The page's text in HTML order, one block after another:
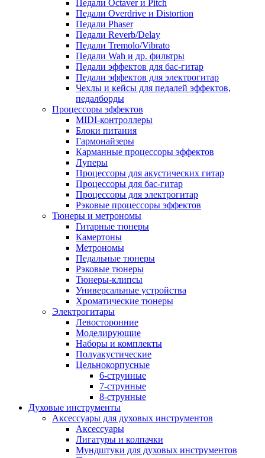
Педали Octaver и Pitch
Педали Overdrive и Distortion
Педали Phaser
Педали Reverb/Delay
Педали Tremolo/Vibrato
Педали Wah и др. фильтры
Педали эффектов для бас-гитар
Педали эффектов для электрогитар
Чехлы и кейсы для педалей эффектов,
педалборды
Процессоры эффектов
MIDI-контроллеры
Блоки питания
Гармонайзеры
Карманные процессоры эффектов
Луперы
Процессоры для акустических гитар
Процессоры для бас-гитар
Процессоры для электрогитар
Рэковые процессоры эффектов
Тюнеры и метрономы
Гитарные тюнеры
Камертоны
Метрономы
Педальные тюнеры
Рэковые тюнеры
Тюнеры-клипсы
Универсальные устройства
Хроматические тюнеры
Электрогитары
Левосторонние
Моделирующие
Наборы и комплекты
Полуакустические
Цельнокорпусные
6-струнные
7-струнные
8-струнные
Духовые инструменты
Аксессуары для духовых инструментов
Аксессуары
Лигатуры и колпачки
Мундштуки для духовых инструментов